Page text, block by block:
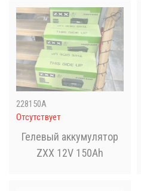
228150А
Отсутствует
Гелевый аккумулятор
ZXX 12V 150Ah